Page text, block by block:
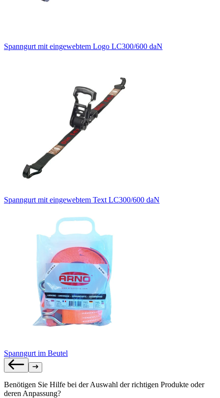
Spanngurt mit eingewebtem Logo LC300/600 daN
Spanngurt mit eingewebtem Text LC300/600 daN
Spanngurt im Beutel
Benötigen Sie Hilfe bei der Auswahl der richtigen Produkte oder
deren Anpassung?